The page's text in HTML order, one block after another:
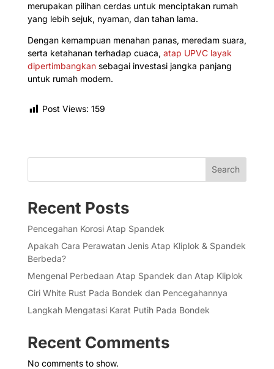
merupakan pilihan cerdas untuk menciptakan rumah
yang lebih sejuk, nyaman, dan tahan lama.
Dengan kemampuan menahan panas, meredam suara,
serta ketahanan terhadap cuaca, atap UPVC layak
dipertimbangkan sebagai investasi jangka panjang
untuk rumah modern.
Post Views: 159
Search
Recent Posts
Pencegahan Korosi Atap Spandek
Apakah Cara Perawatan Jenis Atap Kliplok & Spandek
Berbeda?
Mengenal Perbedaan Atap Spandek dan Atap Kliplok
Ciri White Rust Pada Bondek dan Pencegahannya
Langkah Mengatasi Karat Putih Pada Bondek
Recent Comments
No comments to show.